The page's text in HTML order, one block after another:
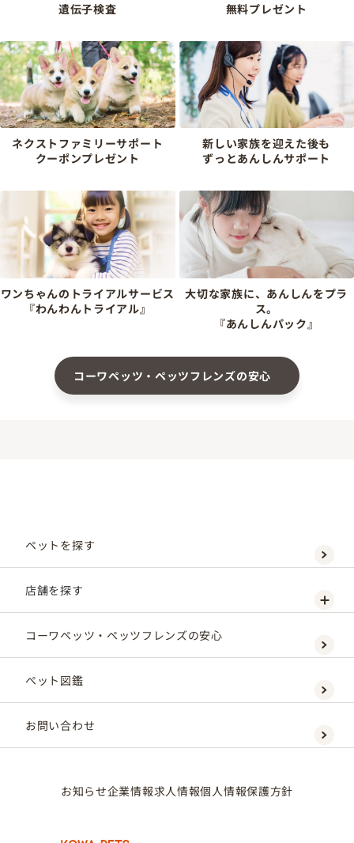
遺伝子検査
無料プレゼント
ネクストファミリーサポート
クーポンプレゼント
新しい家族を迎えた後も
ずっとあんしんサポート
ワンちゃんのトライアルサービス
『わんわんトライアル』
大切な家族に、あんしんをプラ
ス。
『あんしんパック』
コーワペッツ・ペッツフレンズの安心
ペットを探す
店舗を探す
コーワペッツ・ペッツフレンズの安心
ペット図鑑
お問い合わせ
お知らせ企業情報求人情報個人情報保護方針